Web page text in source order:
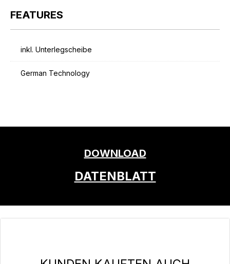
FEATURES
inkl. Unterlegscheibe
German Technology
DOWNLOAD
DATENBLATT
Produktgalerie überspringen